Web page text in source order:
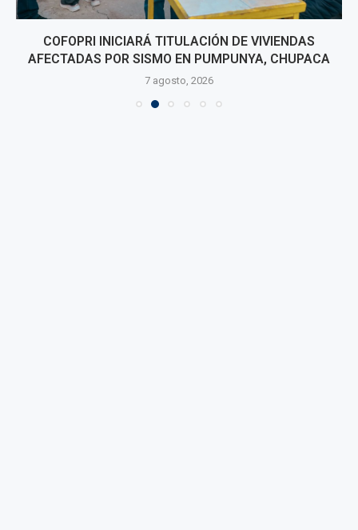
COFOPRI INICIARÁ TITULACIÓN DE VIVIENDAS
AFECTADAS POR SISMO EN PUMPUNYA, CHUPACA
7 agosto, 2026